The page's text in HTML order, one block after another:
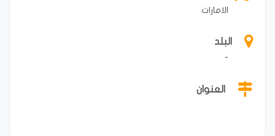
الامارات
البلد
-
العنوان